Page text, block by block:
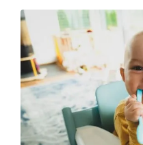
TRATAMIENTOS
NUESTRO EQUIPO
CASOS REALES
SEGUROS DENTALES